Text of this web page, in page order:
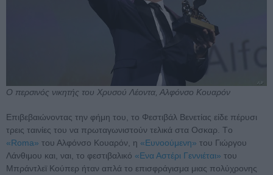
O περσινός νικητής του Χρυσού Λέοντα, Αλφόνσο Κουαρόν
Επιβεβαιώνοντας την φήμη του, το Φεστιβάλ Βενετίας είδε πέρυσι
τρεις ταινίες του να πρωταγωνιστούν τελικά στα Οσκαρ. Τo
«Roma» του Αλφόνσο Κουαρόν, η «Ευνοούμενη» του Γιώργου
Λάνθιμου και, ναι, το φεστιβαλικό «Ενα Αστέρι Γεννιέται» του
Μπράντλεϊ Κούπερ ήταν απλά το επισφράγισμα μιας πολύχρονης